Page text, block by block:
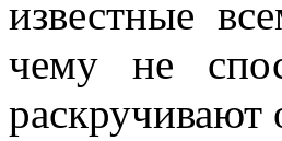
известные
чему не